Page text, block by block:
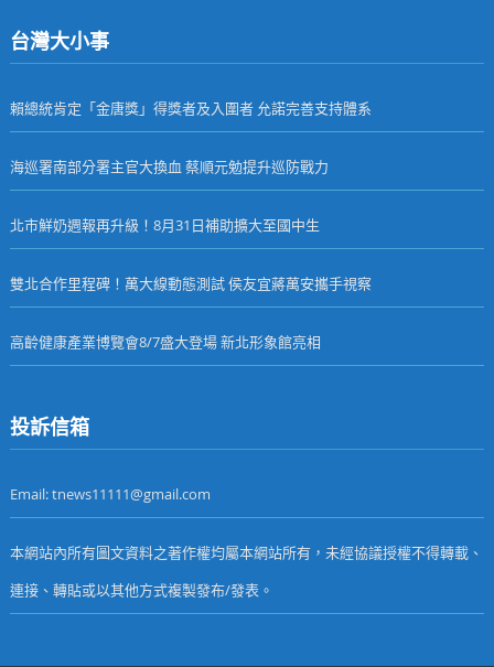
台灣大小事
賴總統肯定「金唐獎」得獎者及入圍者 允諾完善支持體系
海巡署南部分署主官大換血 蔡順元勉提升巡防戰力
北市鮮奶週報再升級！8月31日補助擴大至國中生
雙北合作里程碑！萬大線動態測試 侯友宜蔣萬安攜手視察
高齡健康產業博覽會8/7盛大登場 新北形象館亮相
投訴信箱
Email: tnews11111@gmail.com
本網站內所有圖文資料之著作權均屬本網站所有，未經協議授權不得轉載、
連接、轉貼或以其他方式複製發布/發表。